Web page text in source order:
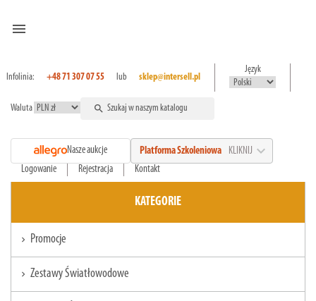
menu
Infolinia: +48 71 307 07 55 lub sklep@intersell.pl
Język
Waluta search
Nasze aukcje Platforma Szkoleniowa KLIKNIJ expand_more
Logowanie Rejestracja Kontakt
KATEGORIE
chevron_right Promocje
chevron_right Zestawy Światłowodowe